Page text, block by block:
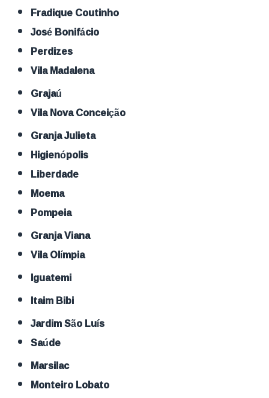
Fradique Coutinho
José Bonifácio
Perdizes
Vila Madalena
Grajaú
Vila Nova Conceição
Granja Julieta
Higienópolis
Liberdade
Moema
Pompeia
Granja Viana
Vila Olímpia
Iguatemi
Itaim Bibi
Jardim São Luís
Saúde
Marsilac
Monteiro Lobato